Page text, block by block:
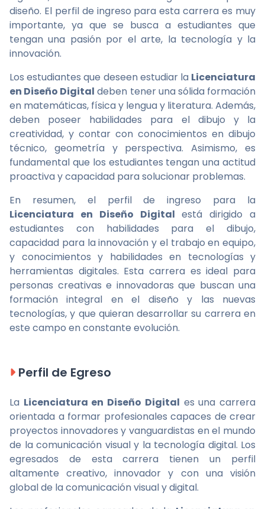
diseño. El perfil de ingreso para esta carrera es muy
importante, ya que se busca a estudiantes que
tengan una pasión por el arte, la tecnología y la
innovación.
Los estudiantes que deseen estudiar la Licenciatura
en Diseño Digital deben tener una sólida formación
en matemáticas, física y lengua y literatura. Además,
deben poseer habilidades para el dibujo y la
creatividad, y contar con conocimientos en dibujo
técnico, geometría y perspectiva. Asimismo, es
fundamental que los estudiantes tengan una actitud
proactiva y capacidad para solucionar problemas.
En resumen, el perfil de ingreso para la
Licenciatura en Diseño Digital está dirigido a
estudiantes con habilidades para el dibujo,
capacidad para la innovación y el trabajo en equipo,
y conocimientos y habilidades en tecnologías y
herramientas digitales. Esta carrera es ideal para
personas creativas e innovadoras que buscan una
formación integral en el diseño y las nuevas
tecnologías, y que quieran desarrollar su carrera en
este campo en constante evolución.
Perfil de Egreso
La Licenciatura en Diseño Digital es una carrera
orientada a formar profesionales capaces de crear
proyectos innovadores y vanguardistas en el mundo
de la comunicación visual y la tecnología digital. Los
egresados de esta carrera tienen un perfil
altamente creativo, innovador y con una visión
global de la comunicación visual y digital.